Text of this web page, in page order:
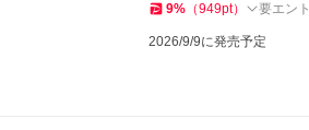
9% （949pt） 要エン
2026/9/9に発売予定